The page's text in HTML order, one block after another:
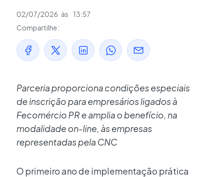
02/07/2026 às
13:57
Compartilhe:
Parceria proporciona condições especiais
de inscrição para empresários ligados à
Fecomércio PR e amplia o benefício, na
modalidade on-line, às empresas
representadas pela CNC
O primeiro ano de implementação prática